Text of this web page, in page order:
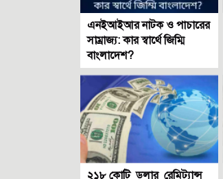
এনইআইআর নাটক ও পাচারের
সাম্রাজ্য: কার স্বার্থে জিম্মি
বাংলাদেশ?
২১৮ কোটি ডলার রেমিট্যান্স